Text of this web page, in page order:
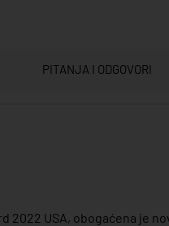
PITANJA I ODGOVORI
2022 USA, obogaćena je